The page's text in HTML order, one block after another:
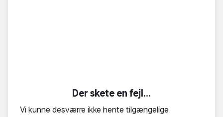
Der skete en fejl...
Vi kunne desværre ikke hente tilgængelige